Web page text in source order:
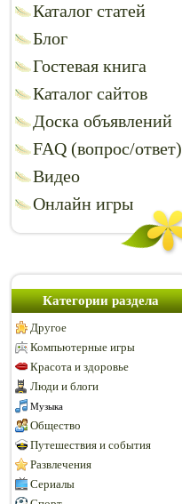
Каталог статей
Блог
Гостевая книга
Каталог сайтов
Доска объявлений
FAQ (вопрос/ответ)
Видео
Онлайн игры
Категории раздела
Другое
Компьютерные игры
Красота и здоровье
Люди и блоги
Музыка
Общество
Путешествия и события
Развлечения
Сериалы